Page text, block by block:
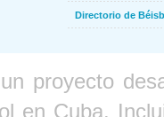
Directorio de
proyecto
en Cuba.